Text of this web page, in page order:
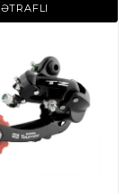
ƏTRAFLI